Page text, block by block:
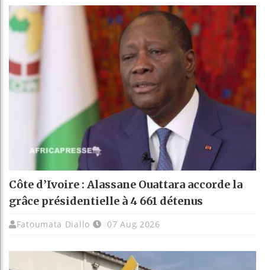
Côte d’Ivoire : Alassane Ouattara accorde la
grâce présidentielle à 4 661 détenus
Fatoumata Diallo 07 Aug 2026